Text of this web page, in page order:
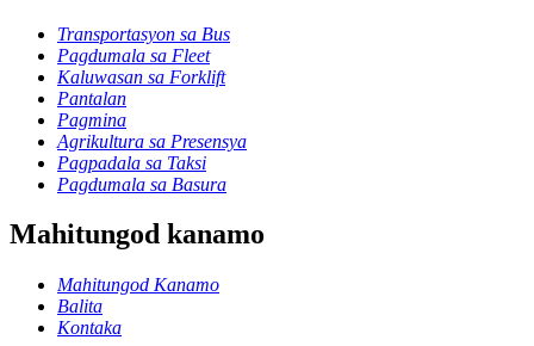
Transportasyon sa Bus
Pagdumala sa Fleet
Kaluwasan sa Forklift
Pantalan
Pagmina
Agrikultura sa Presensya
Pagpadala sa Taksi
Pagdumala sa Basura
Mahitungod kanamo
Mahitungod Kanamo
Balita
Kontaka